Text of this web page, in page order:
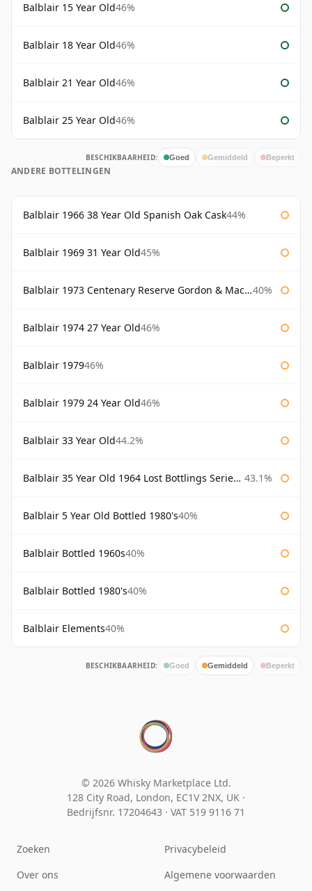
Balblair 15 Year Old46%
Balblair 18 Year Old46%
Balblair 21 Year Old46%
Balblair 25 Year Old46%
BESCHIKBAARHEID: Goed Gemiddeld Beperkt
ANDERE BOTTELINGEN
Balblair 1966 38 Year Old Spanish Oak Cask44%
Balblair 1969 31 Year Old45%
Balblair 1973 Centenary Reserve Gordon & Macphail 40%
Balblair 1974 27 Year Old46%
Balblair 197946%
Balblair 1979 24 Year Old46%
Balblair 33 Year Old44.2%
Balblair 35 Year Old 1964 Lost Bottlings Series Master of Malt 43.1%
Balblair 5 Year Old Bottled 1980's40%
Balblair Bottled 1960s40%
Balblair Bottled 1980's40%
Balblair Elements40%
BESCHIKBAARHEID: Goed Gemiddeld Beperkt
© 2026 Whisky Marketplace Ltd.
128 City Road, London, EC1V 2NX, UK ·
Bedrijfsnr. 17204643 · VAT 519 9116 71
Zoeken
Over ons
Privacybeleid
Algemene voorwaarden